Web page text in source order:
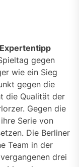
gegen
wie ein Sieg
gegen die
die Qualität der
Gegen die
Serie von
Die Berliner
Team in der
drei